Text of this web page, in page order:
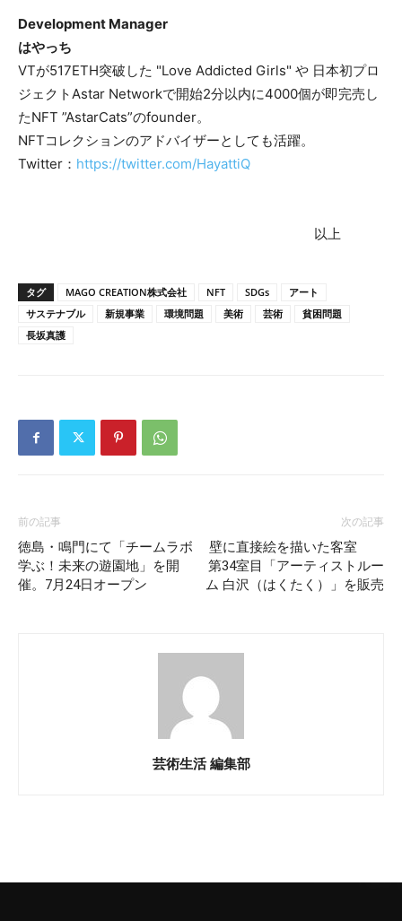
Development Manager
はやっち
VTが517ETH突破した "Love Addicted Girls" や 日本初プロ
ジェクトAstar Networkで開始2分以内に4000個が即完売し
たNFT ”AstarCats”のfounder。
NFTコレクションのアドバイザーとしても活躍。
Twitter： https://twitter.com/HayattiQ
以上
タグ MAGO CREATION株式会社 NFT SDGs
アート
サステナブル
新規事業 環境問題 美術 芸術
貧困問題
長坂真護
前の記事
徳島・鳴門にて「チームラボ
学ぶ！未来の遊園地」を開
催。7月24日オープン
次の記事
壁に直接絵を描いた客室
第34室目「アーティストルー
ム 白沢（はくたく）」を販売
芸術生活 編集部